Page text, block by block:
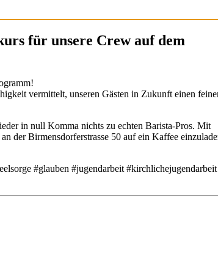
für unsere Crew auf dem
vermittelt, unseren Gästen in Zukunft einen
in null Komma nichts zu echten Barista-Pros. Mit
der Birmensdorferstrasse 50 auf ein Kaffee
#glauben #jugendarbeit #kirchlichejugendarbeit